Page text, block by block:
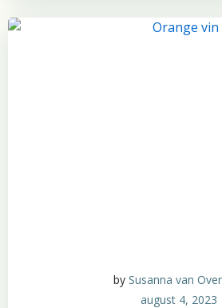
by Susanna van
august 4, 2023